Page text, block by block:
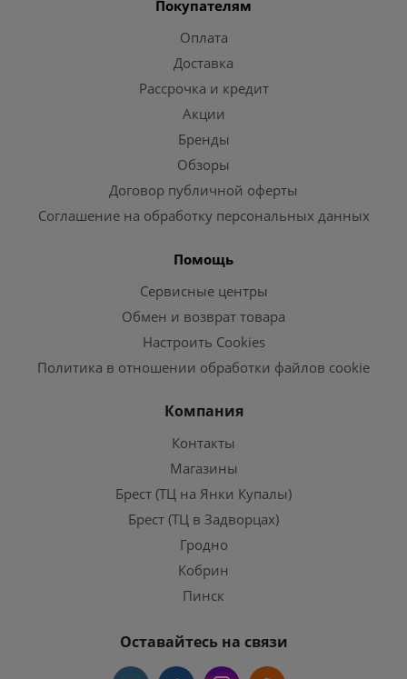
Покупателям
Оплата
Доставка
Рассрочка и кредит
Акции
Бренды
Обзоры
Договор публичной оферты
Соглашение на обработку персональных данных
Помощь
Сервисные центры
Обмен и возврат товара
Настроить Cookies
Политика в отношении обработки файлов cookie
Компания
Контакты
Магазины
Брест (ТЦ на Янки Купалы)
Брест (ТЦ в Задворцах)
Гродно
Кобрин
Пинск
Оставайтесь на связи